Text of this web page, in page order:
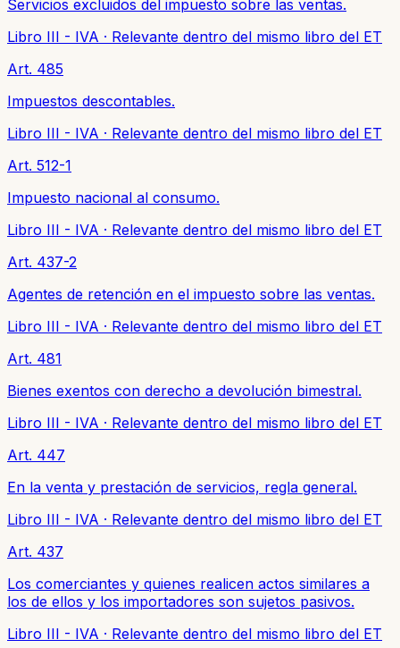
Servicios excluidos del impuesto sobre las ventas.
Libro III - IVA · Relevante dentro del mismo libro del ET
Art. 485
Impuestos descontables.
Libro III - IVA · Relevante dentro del mismo libro del ET
Art. 512-1
Impuesto nacional al consumo.
Libro III - IVA · Relevante dentro del mismo libro del ET
Art. 437-2
Agentes de retención en el impuesto sobre las ventas.
Libro III - IVA · Relevante dentro del mismo libro del ET
Art. 481
Bienes exentos con derecho a devolución bimestral.
Libro III - IVA · Relevante dentro del mismo libro del ET
Art. 447
En la venta y prestación de servicios, regla general.
Libro III - IVA · Relevante dentro del mismo libro del ET
Art. 437
Los comerciantes y quienes realicen actos similares a
los de ellos y los importadores son sujetos pasivos.
Libro III - IVA · Relevante dentro del mismo libro del ET